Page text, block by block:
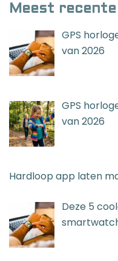
Meest
GPS
van 2026
GPS
van 2026
Hardloop app laten
Deze 5